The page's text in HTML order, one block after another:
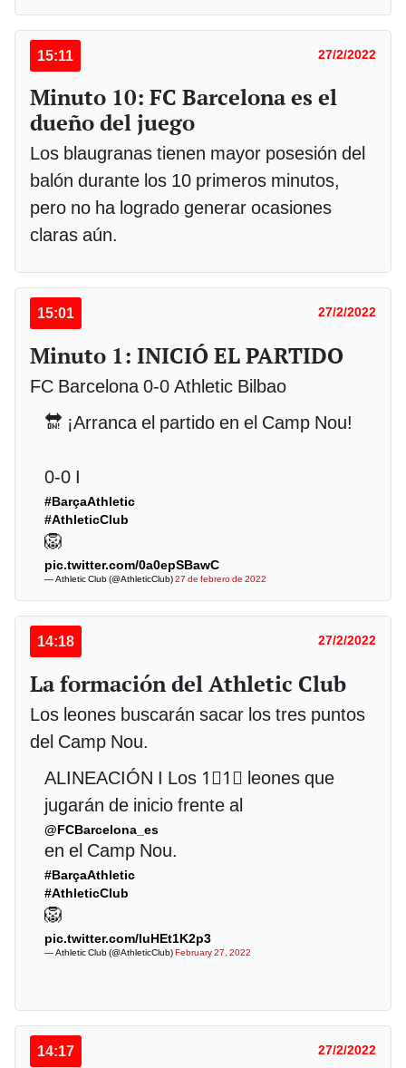
15:11 27/2/2022
Minuto 10: FC Barcelona es el
dueño del juego
Los blaugranas tienen mayor posesión del
balón durante los 10 primeros minutos,
pero no ha logrado generar ocasiones
claras aún.
15:01 27/2/2022
Minuto 1: INICIÓ EL PARTIDO
FC Barcelona 0-0 Athletic Bilbao
🔛 ¡Arranca el partido en el Camp Nou!
0-0 I
#BarçaAthletic
#AthleticClub
🦁
pic.twitter.com/0a0epSBawC
— Athletic Club (@AthleticClub)27 de febrero de 2022
14:18 27/2/2022
La formación del Athletic Club
Los leones buscarán sacar los tres puntos
del Camp Nou.
ALINEACIÓN I Los 1⃣1⃣ leones que
jugarán de inicio frente al
@FCBarcelona_es
en el Camp Nou.
#BarçaAthletic
#AthleticClub
🦁
pic.twitter.com/luHEt1K2p3
— Athletic Club (@AthleticClub)February 27, 2022
14:17 27/2/2022